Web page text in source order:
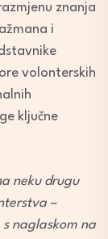
znanja
i
volonterskih
ključne
neku drugu
–
naglaskom na